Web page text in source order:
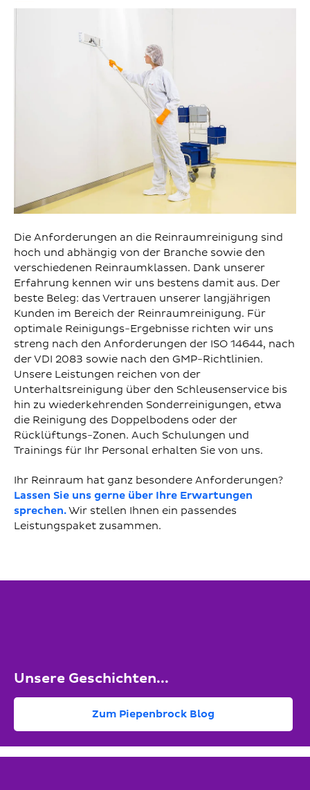
Die Anforderungen an die Reinraumreinigung sind
hoch und abhängig von der Branche sowie den
verschiedenen Reinraumklassen. Dank unserer
Erfahrung kennen wir uns bestens damit aus. Der
beste Beleg: das Vertrauen unserer langjährigen
Kunden im Bereich der Reinraumreinigung. Für
optimale Reinigungs-Ergebnisse richten wir uns
streng nach den Anforderungen der ISO 14644, nach
der VDI 2083 sowie nach den GMP-Richtlinien.
Unsere Leistungen reichen von der
Unterhaltsreinigung über den Schleusenservice bis
hin zu wiederkehrenden Sonderreinigungen, etwa
die Reinigung des Doppelbodens oder der
Rücklüftungs-Zonen. Auch Schulungen und
Trainings für Ihr Personal erhalten Sie von uns.
Ihr Reinraum hat ganz besondere Anforderungen?
Lassen Sie uns gerne über Ihre Erwartungen
sprechen.Wir stellen Ihnen ein passendes
Leistungspaket zusammen.
Unsere Geschichten...
Zum Piepenbrock Blog